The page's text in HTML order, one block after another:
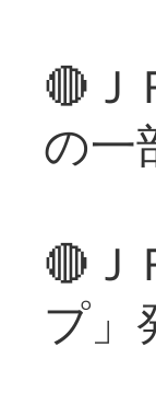
🔴Ｊ
の一
🔴Ｊ
プ」